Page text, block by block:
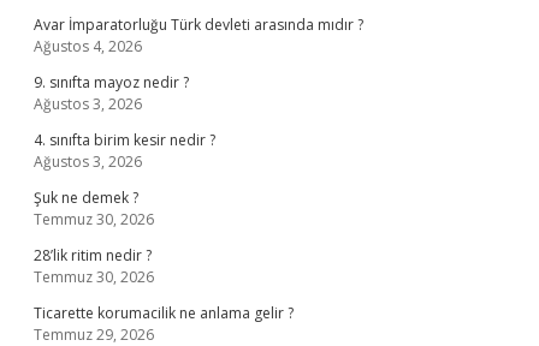
Avar İmparatorluğu Türk devleti arasında mıdır ?
Ağustos 4, 2026
9. sınıfta mayoz nedir ?
Ağustos 3, 2026
4. sınıfta birim kesir nedir ?
Ağustos 3, 2026
Şuk ne demek ?
Temmuz 30, 2026
28’lik ritim nedir ?
Temmuz 30, 2026
Ticarette korumacilik ne anlama gelir ?
Temmuz 29, 2026